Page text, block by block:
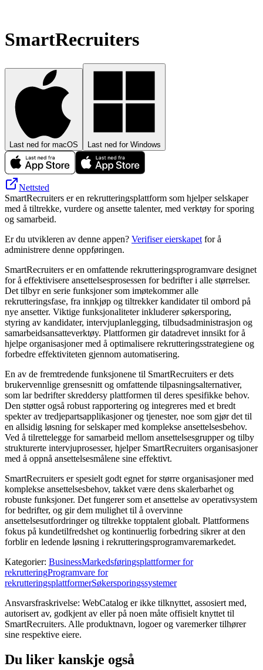
SmartRecruiters
Last ned for macOS Last ned for Windows
Nettsted
SmartRecruiters er en rekrutteringsplattform som hjelper selskaper
med å tiltrekke, vurdere og ansette talenter, med verktøy for sporing
og samarbeid.
Er du utvikleren av denne appen? Verifiser eierskapet for å
administrere denne oppføringen.
SmartRecruiters er en omfattende rekrutteringsprogramvare designet
for å effektivisere ansettelsesprosessen for bedrifter i alle størrelser.
Det tilbyr en serie funksjoner som imøtekommer alle
rekrutteringsfase, fra innkjøp og tiltrekker kandidater til ombord på
nye ansetter. Viktige funksjonaliteter inkluderer søkersporing,
styring av kandidater, intervjuplanlegging, tilbudsadministrasjon og
samarbeidsansatteverktøy. Plattformen gir datadrevet innsikt for å
hjelpe organisasjoner med å optimalisere rekrutteringsstrategiene og
forbedre effektiviteten gjennom automatisering.
En av de fremtredende funksjonene til SmartRecruiters er dets
brukervennlige grensesnitt og omfattende tilpasningsalternativer,
som lar bedrifter skreddersy plattformen til deres spesifikke behov.
Den støtter også robust rapportering og integreres med et bredt
spekter av tredjepartsapplikasjoner og tjenester, noe som gjør det til
en allsidig løsning for selskaper med komplekse ansettelsesbehov.
Ved å tilrettelegge for samarbeid mellom ansettelsesgrupper og tilby
strukturerte intervjuprosesser, hjelper SmartRecruiters organisasjoner
med å oppnå ansettelsesmålene sine effektivt.
SmartRecruiters er spesielt godt egnet for større organisasjoner med
komplekse ansettelsesbehov, takket være dens skalerbarhet og
robuste funksjoner. Det fungerer som et ansettelse av operativsystem
for bedrifter, og gir dem mulighet til å overvinne
ansettelsesutfordringer og tiltrekke topptalent globalt. Plattformens
fokus på kundetilfredshet og kontinuerlig forbedring sikrer at den
forblir en ledende løsning i rekrutteringsprogramvaremarkedet.
Kategorier: BusinessMarkedsføringsplattformer for
rekrutteringProgramvare for
rekrutteringsplattformerSøkersporingssystemer
Ansvarsfraskrivelse: WebCatalog er ikke tilknyttet, assosiert med,
autorisert av, godkjent av eller på noen måte offisielt knyttet til
SmartRecruiters. Alle produktnavn, logoer og varemerker tilhører
sine respektive eiere.
Du liker kanskje også